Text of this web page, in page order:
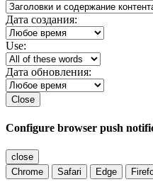
Дата создания:
Use:
Дата обновления:
Close
Configure browser push
close
Chrome
Safari Edge